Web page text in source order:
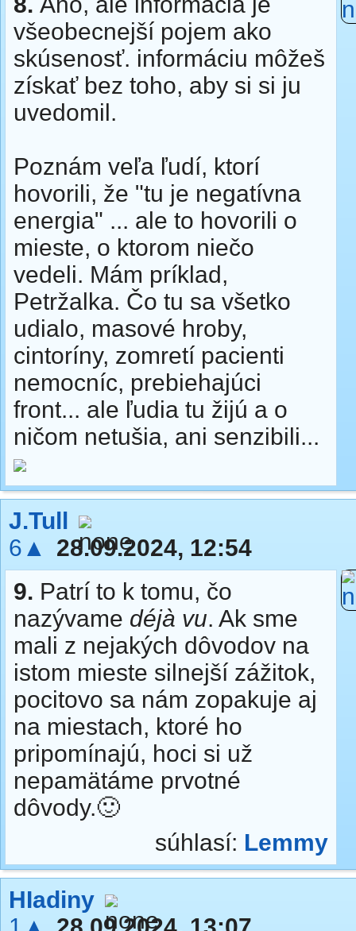
všeobecnejší pojem ako
skúsenosť. informáciu môžeš
získať bez toho, aby si si ju
uvedomil.
Poznám veľa ľudí, ktorí
hovorili, že "tu je negatívna
energia" ... ale to hovorili o
mieste, o ktorom niečo
vedeli. Mám príklad,
Petržalka. Čo tu sa všetko
udialo, masové hroby,
cintoríny, zomretí pacienti
nemocníc, prebiehajúci
front... ale ľudia tu žijú a o
ničom netušia, ani senzibili...
J.Tull
6▲
28.09.2024, 12:54
9. Patrí to k tomu, čo
nazývame déjà vu. Ak sme
mali z nejakých dôvodov na
istom mieste silnejší zážitok,
pocitovo sa nám zopakuje aj
na miestach, ktoré ho
pripomínajú, hoci si už
nepamätáme prvotné
dôvody.🙂
súhlasí: Lemmy
HIadiny